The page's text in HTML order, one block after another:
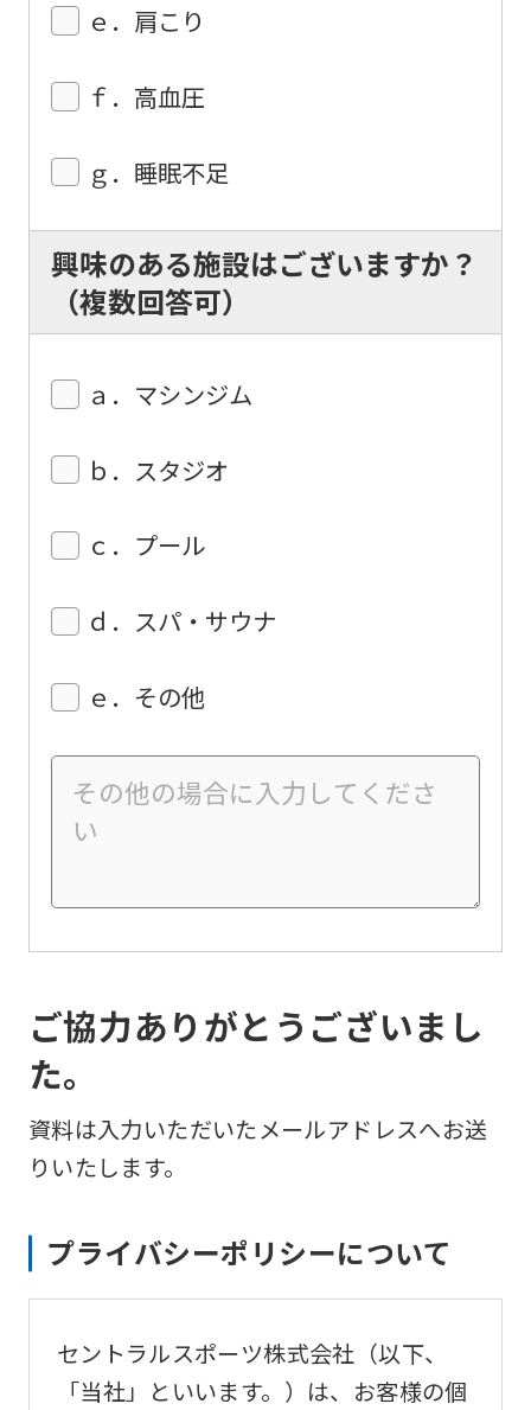
ｅ．肩こり
ｆ．高血圧
ｇ．睡眠不足
興味のある施設はございますか？
（複数回答可）
ａ．マシンジム
ｂ．スタジオ
ｃ．プール
ｄ．スパ・サウナ
ｅ．その他
ご協力ありがとうございまし
た。
資料は入力いただいたメールアドレスへお送
りいたします。
プライバシーポリシーについて
セントラルスポーツ株式会社（以下、
「当社」といいます。）は、お客様の個